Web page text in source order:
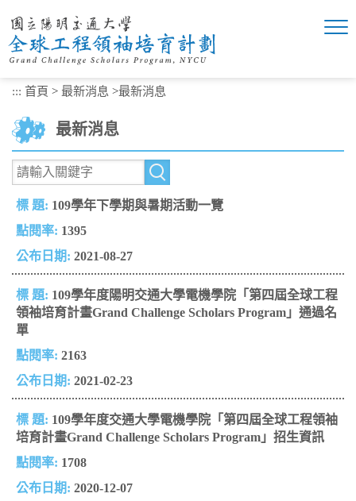
到
主
要
::: 首頁 > 最新消息 >最新消息
最新消息
109學年下學期與暑期活動一覽
1395
2021-08-27
109學年度陽明交通大學電機學院「第四屆全球工程
領袖培育計畫Grand Challenge Scholars Program」通過名
單
2163
2021-02-23
109學年度交通大學電機學院「第四屆全球工程領袖
培育計畫Grand Challenge Scholars Program」招生資訊
1708
2020-12-07